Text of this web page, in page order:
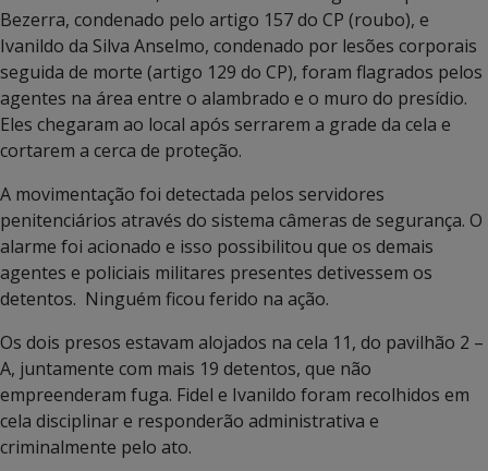
Bezerra, condenado pelo artigo 157 do CP (roubo), e
Ivanildo da Silva Anselmo, condenado por lesões corporais
seguida de morte (artigo 129 do CP), foram flagrados pelos
agentes na área entre o alambrado e o muro do presídio.
Eles chegaram ao local após serrarem a grade da cela e
cortarem a cerca de proteção.
A movimentação foi detectada pelos servidores
penitenciários através do sistema câmeras de segurança. O
alarme foi acionado e isso possibilitou que os demais
agentes e policiais militares presentes detivessem os
detentos. Ninguém ficou ferido na ação.
Os dois presos estavam alojados na cela 11, do pavilhão 2 –
A, juntamente com mais 19 detentos, que não
empreenderam fuga. Fidel e Ivanildo foram recolhidos em
cela disciplinar e responderão administrativa e
criminalmente pelo ato.